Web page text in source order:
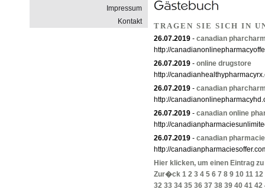
Impressum
Kontakt
TRAGEN SIE SICH IN
26.07.2019 - canadian
http://
26.07.2019 - online drugstore
http://
26.07.2019 - canadian
http://
26.07.2019 - canadian online
http://
26.07.2019 - canadian
http://
Hier klicken, um einen Eintrag
Zur�ck 1 2 3 4 5 6 7 8 9 10 11 12
32 33 34 35 36 37 38 39 40 41 42